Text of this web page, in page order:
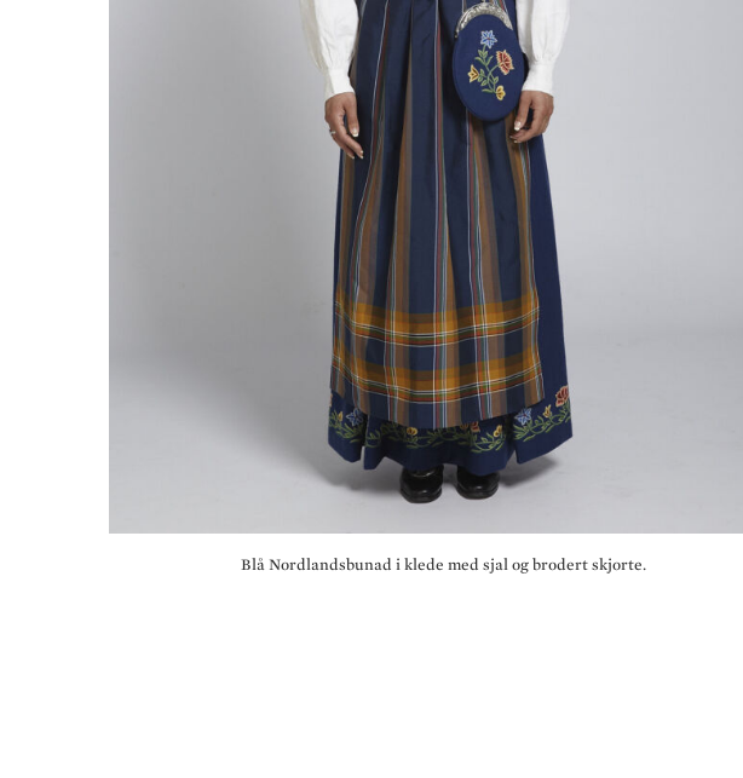
Blå Nordlandsbunad i klede med sjal og brodert skjorte.